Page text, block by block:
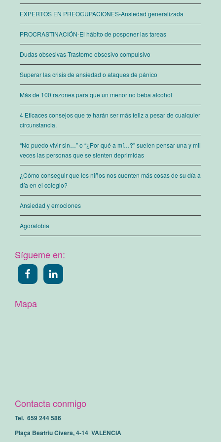
EXPERTOS EN PREOCUPACIONES-Ansiedad generalizada
PROCRASTINACIÓN-El hábito de posponer las tareas
Dudas obsesivas-Trastorno obsesivo compulsivo
Superar las crisis de ansiedad o ataques de pánico
Más de 100 razones para que un menor no beba alcohol
4 Eficaces consejos que te harán ser más feliz a pesar de cualquier
circunstancia.
“No puedo vivir sin…” o “¿Por qué a mí…?” suelen pensar una y mil
veces las personas que se sienten deprimidas
¿Cómo conseguir que los niños nos cuenten más cosas de su día a
día en el colegio?
Ansiedad y emociones
Agorafobia
Sígueme en:
Mapa
Contacta conmigo
Tel. 659 244 586
Plaça Beatriu Civera, 4-14 VALENCIA